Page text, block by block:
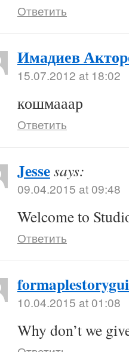
Ответить
Имадиев
15.07.2012 at 18:02
кошмааар
Ответить
Jessesays:
09.04.2015 at 09:48
Welcome to
Ответить
10.04.2015 at 01:08
Why don’t we